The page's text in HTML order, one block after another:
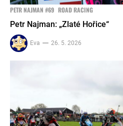
PETR NAJMAN #69 ROAD RACING
Petr Najman: „Zlaté Hořice“
Eva 26. 5. 2026